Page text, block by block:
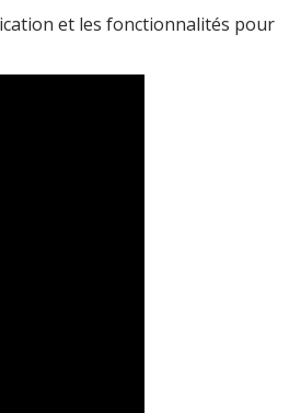
et les fonctionnalités pour